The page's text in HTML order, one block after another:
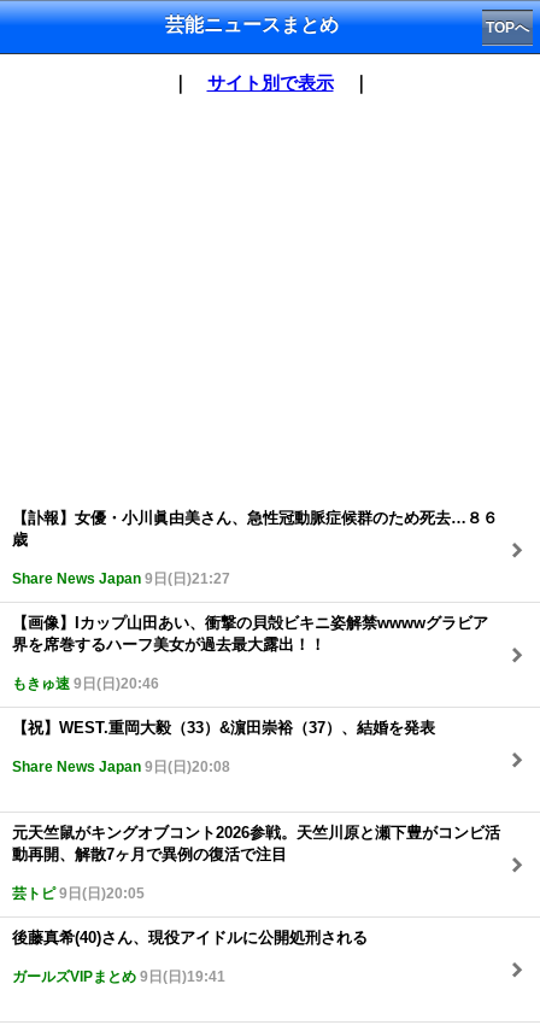
芸能ニュースまとめ TOPへ
｜ サイト別で表示｜
【訃報】女優・小川眞由美さん、急性冠動脈症候群のため死去…８６
歳
Share News Japan 9日(日)21:27
【画像】Iカップ山田あい、衝撃の貝殻ビキニ姿解禁wwwwグラビア
界を席巻するハーフ美女が過去最大露出！！
もきゅ速 9日(日)20:46
【祝】WEST.重岡大毅（33）&濵田崇裕（37）、結婚を発表
Share News Japan 9日(日)20:08
元天竺鼠がキングオブコント2026参戦。天竺川原と瀬下豊がコンビ活
動再開、解散7ヶ月で異例の復活で注目
芸トピ9日(日)20:05
後藤真希(40)さん、現役アイドルに公開処刑される
ガールズVIPまとめ 9日(日)19:41